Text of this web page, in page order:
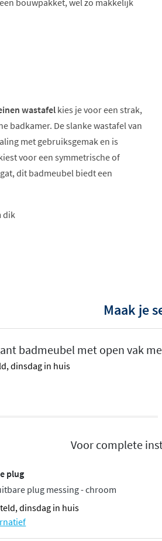
wastafel kies je voor een strak,
badkamer. De slanke wastafel van
met gebruiksgemak en is
voor een symmetrische of
dit badmeubel biedt een
dik
lijnen en een ruim aanbod aan
raw oak of cabana oak, elk
geeft het geheel een
hoogwaardig ladesysteem
en asymmetrische varianten kun
Zo biedt de 4-lades variant extra
toegankelijke look geeft.
Maak je
badmeubel met open vak
dinsdag in huis
Voor complete
plug
plug messing - chroom
dinsdag in huis